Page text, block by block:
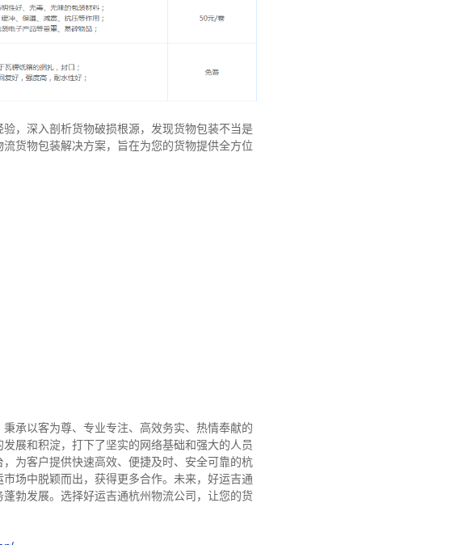
，深入剖析货物破损根源，发现货物包装不当是
货物包装解决方案，旨在为您的货物提供全方位
秉承以客为尊、专业专注、高效务实、热情奉献的
展和积淀，打下了坚实的网络基础和强大的人员
为客户提供快速高效、便捷及时、安全可靠的杭
场中脱颖而出，获得更多合作。 未来，好运吉通
勃发展。选择好运吉通杭州物流公司，让您的货